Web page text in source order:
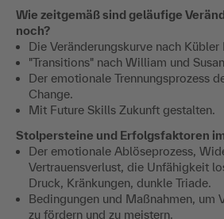
Wie zeitgemäß sind geläufige
noch?
Die Veränderungskurve nach Kübler
"Transitions" nach William und
Der emotionale Trennungsprozess
Change.
Mit Future Skills Zukunft gestalten.
Stolpersteine und Erfolgsfaktoren
Der emotionale Ablöseprozess,
Vertrauensverlust, die Unfähigkeit
Druck, Kränkungen, dunkle Triade.
Bedingungen und Maßnahmen, um
zu fördern und zu meistern.